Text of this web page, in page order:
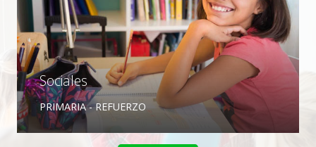
Sociales
PRIMARIA - REFUERZO